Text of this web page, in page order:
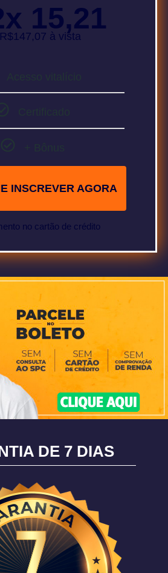
15,21
à vista
INSCREVER AGORA
no cartão de crédito
DE 7 DIAS